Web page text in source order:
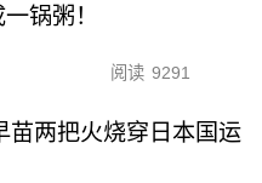
锅粥！
阅读 9291
苗两把火烧穿日本国运